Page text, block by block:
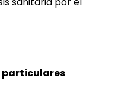
particulares